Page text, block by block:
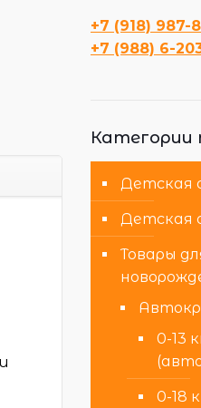
+7 (918) 987-
+7 (988) 6-
Категории
Детская
Детская
Товары
0-13
0-18